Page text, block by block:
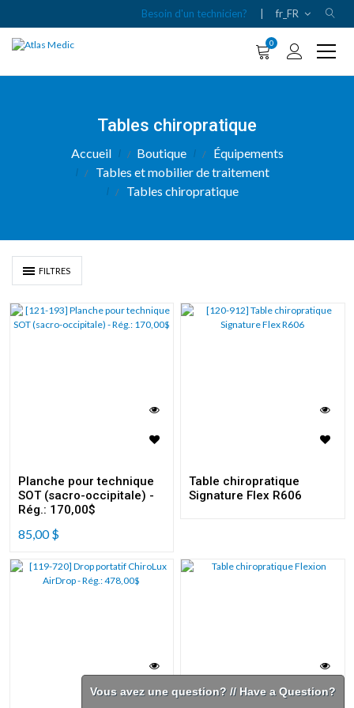
Besoin d'un technicien? fr_FR
0
Tables chiropratique
Accueil Boutique
Équipements
Tables et mobilier de traitement
Tables chiropratique
FILTRES
Planche pour technique
SOT (sacro-occipitale) -
Rég.: 170,00$
85,00$
Table chiropratique
Signature Flex R606
Vous avez une question? // Have a Question?